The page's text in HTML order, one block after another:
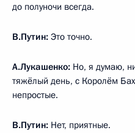
до полуночи всегда.
В.Путин: Это точно.
А.Лукашенко: Но, я думаю,
тяжёлый день, с Королём
непростые.
В.Путин: Нет, приятные.